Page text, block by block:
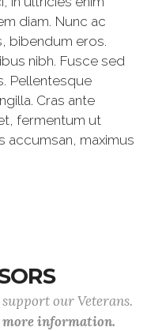
diam. Nunc ac
bibendum eros.
nibh. Fusce sed
Pellentesque
Cras ante
fermentum ut
accumsan, maximus
our Veterans.
more information.